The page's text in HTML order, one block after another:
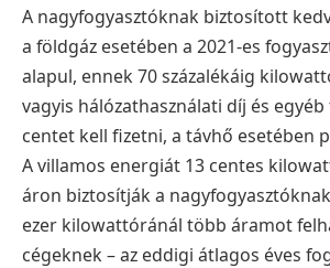
A nagyfogyasztóknak biztosított
a földgáz esetében a 2021-es
alapul, ennek 70 százalékáig
vagyis hálózathasználati díj és
centet kell fizetni, a távhő esetében
A villamos energiát 13 centes
áron biztosítják a nagyfogyasztóknak
ezer kilowattóránál több áramot
cégeknek – az eddigi átlagos éves